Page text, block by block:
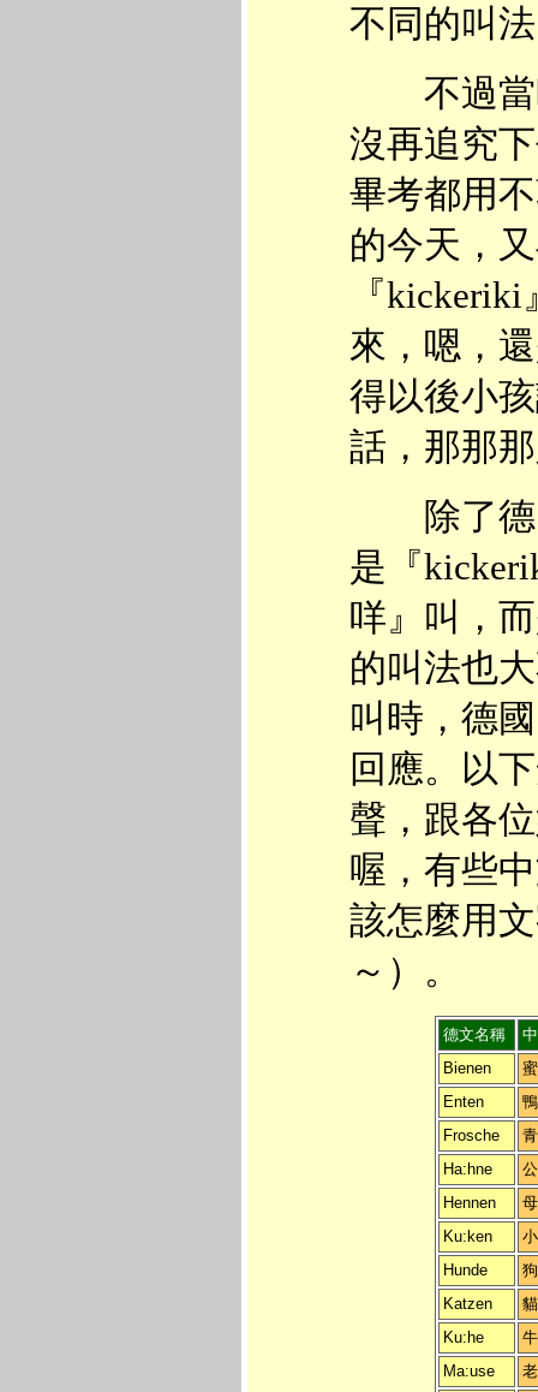
不同的叫
不過當
沒再追究
畢考都用
的今天，
『
來，嗯，
得以後小
話，那那
除了德
是『
咩』叫，
的叫法也
叫時，德
回應。以
聲，跟各
喔，有些
該怎麼用
～）。
德文名稱
Bienen
Enten
Frosche
Ha:hne
Hennen
Ku:ken
Hunde
Katzen
Ku:he
牛
Ma:use